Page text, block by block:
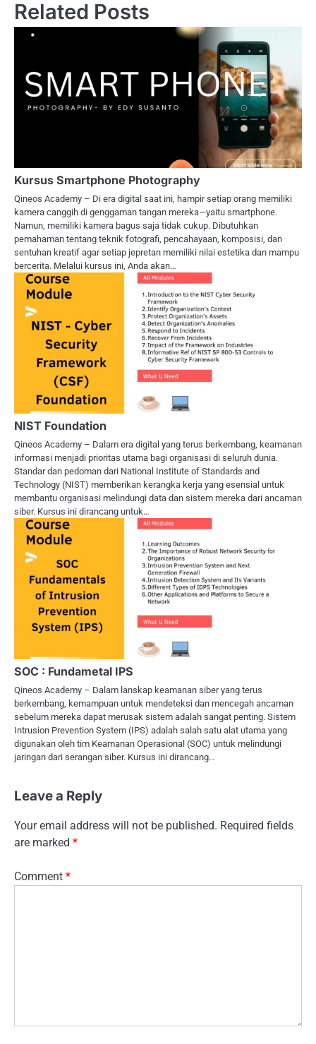
Related Posts
Kursus Smartphone Photography
Qineos Academy – Di era digital saat ini, hampir setiap orang memiliki
kamera canggih di genggaman tangan mereka—yaitu smartphone.
Namun, memiliki kamera bagus saja tidak cukup. Dibutuhkan
pemahaman tentang teknik fotografi, pencahayaan, komposisi, dan
sentuhan kreatif agar setiap jepretan memiliki nilai estetika dan mampu
bercerita. Melalui kursus ini, Anda akan…
NIST Foundation
Qineos Academy – Dalam era digital yang terus berkembang, keamanan
informasi menjadi prioritas utama bagi organisasi di seluruh dunia.
Standar dan pedoman dari National Institute of Standards and
Technology (NIST) memberikan kerangka kerja yang esensial untuk
membantu organisasi melindungi data dan sistem mereka dari ancaman
siber. Kursus ini dirancang untuk…
SOC : Fundametal IPS
Qineos Academy – Dalam lanskap keamanan siber yang terus
berkembang, kemampuan untuk mendeteksi dan mencegah ancaman
sebelum mereka dapat merusak sistem adalah sangat penting. Sistem
Intrusion Prevention System (IPS) adalah salah satu alat utama yang
digunakan oleh tim Keamanan Operasional (SOC) untuk melindungi
jaringan dari serangan siber. Kursus ini dirancang…
Leave a Reply
Your email address will not be published. Required fields
are marked *
Comment *